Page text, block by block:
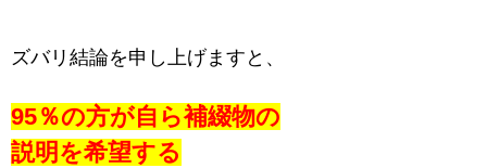
ズバリ結論を申し上げますと、
95％の方が自ら補綴物の
説明を希望する